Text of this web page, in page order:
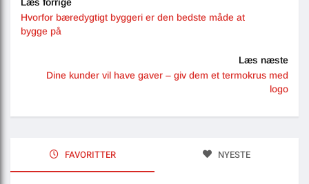
Læs forrige
Hvorfor bæredygtigt byggeri er den bedste måde at
bygge på
Læs næste
Dine kunder vil have gaver – giv dem et termokrus med
logo
FAVORITTER NYESTE